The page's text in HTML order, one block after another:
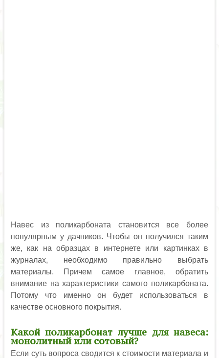
Навес из поликарбоната становится все более
популярным у дачников. Чтобы он получился таким
же, как на образцах в интернете или картинках в
журналах, необходимо правильно выбрать
материалы. Причем самое главное, обратить
внимание на характеристики самого поликарбоната.
Потому что именно он будет использоваться в
качестве основного покрытия.
Какой поликарбонат лучше для навеса:
монолитный или сотовый?
Если суть вопроса сводится к стоимости материала и